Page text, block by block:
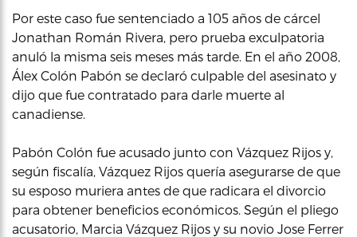
Por este caso fue sentenciado a 105 años de cárcel
Jonathan Román Rivera, pero prueba exculpatoria
anuló la misma seis meses más tarde. En el año 2008,
Álex Colón Pabón se declaró culpable del asesinato y
dijo que fue contratado para darle muerte al
canadiense.
Pabón Colón fue acusado junto con Vázquez Rijos y,
según fiscalía, Vázquez Rijos quería asegurarse de que
su esposo muriera antes de que radicara el divorcio
para obtener beneficios económicos. Según el pliego
acusatorio, Marcia Vázquez Rijos y su novio Jose Ferrer